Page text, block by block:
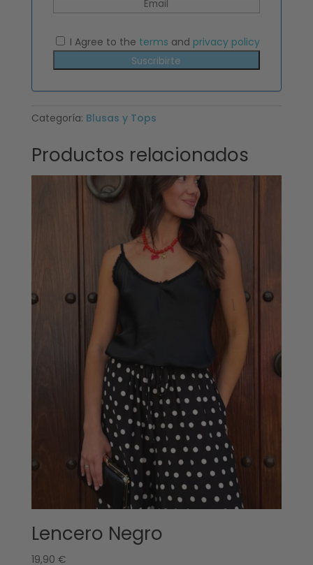
I Agree to the terms and privacy policy
Suscribirte
Categoría: Blusas y Tops
Productos relacionados
Lencero Negro
19,90 €